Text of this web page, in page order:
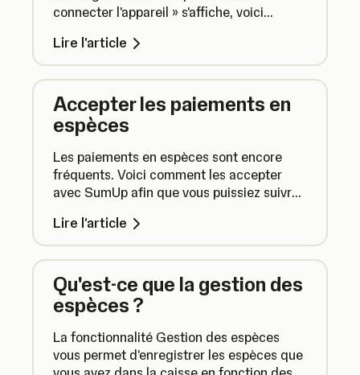
connecter l'appareil » s'affiche, voici
pour continuer à imprimer.
Lire l'article
Accepter les paiements en
espèces
Les paiements en espèces sont encore
fréquents. Voici comment les accepter
avec SumUp afin que vous puissiez suivre
même quand vos clients paient en
espèces.
Lire l'article
Qu'est-ce que la gestion des
espèces ?
La fonctionnalité Gestion des espèces
vous permet d'enregistrer les espèces que